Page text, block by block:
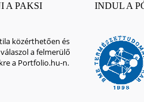
A PAKSI
közérthetően és
a felmerülő
a Portfolio.hu-n.
INDUL A